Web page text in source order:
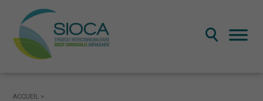
ACCUEIL >